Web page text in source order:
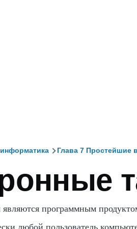
Глава 7 Простейшие
программным
любой пользователь